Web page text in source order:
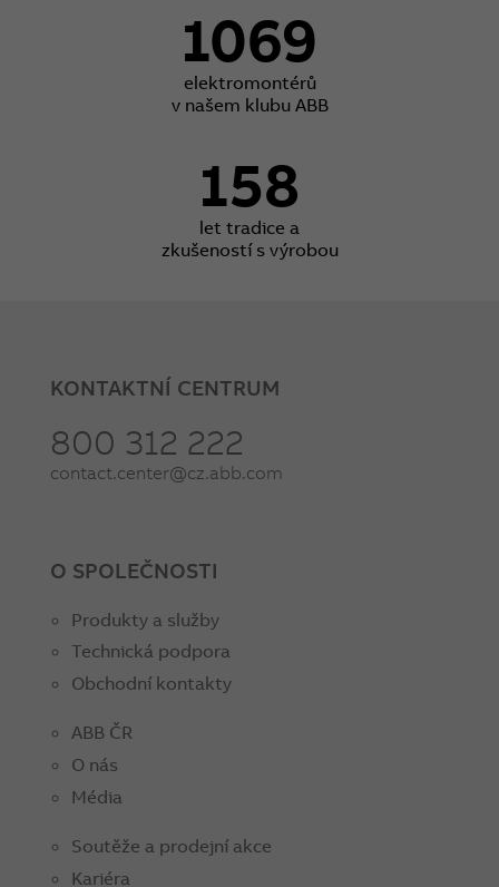
1069
elektromontérů
v našem klubu ABB
158
let tradice a
zkušeností s výrobou
KONTAKTNÍ CENTRUM
800 312 222
contact.center@cz.abb.com
O SPOLEČNOSTI
Produkty a služby
Technická podpora
Obchodní kontakty
ABB ČR
O nás
Média
Soutěže a prodejní akce
Kariéra